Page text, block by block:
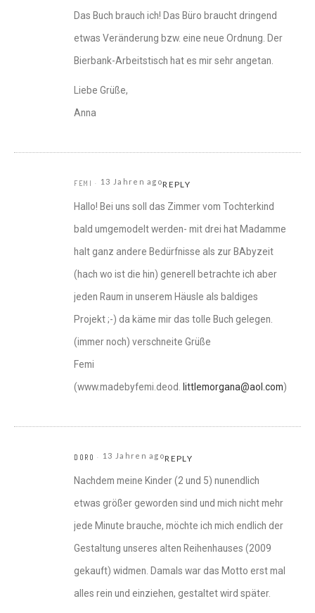
Das Buch brauch ich! Das Büro braucht dringend
etwas Veränderung bzw. eine neue Ordnung. Der
Bierbank-Arbeitstisch hat es mir sehr angetan.
Liebe Grüße,
Anna
FEMI 13 Jahren agoREPLY
Hallo! Bei uns soll das Zimmer vom Tochterkind
bald umgemodelt werden- mit drei hat Madamme
halt ganz andere Bedürfnisse als zur BAbyzeit
(hach wo ist die hin) generell betrachte ich aber
jeden Raum in unserem Häusle als baldiges
Projekt ;-) da käme mir das tolle Buch gelegen.
(immer noch) verschneite Grüße
Femi
(www.madebyfemi.deod.
littlemorgana@aol.com)
DORO 13 Jahren agoREPLY
Nachdem meine Kinder (2 und 5) nunendlich
etwas größer geworden sind und mich nicht mehr
jede Minute brauche, möchte ich mich endlich der
Gestaltung unseres alten Reihenhauses (2009
gekauft) widmen. Damals war das Motto erst mal
alles rein und einziehen, gestaltet wird später.